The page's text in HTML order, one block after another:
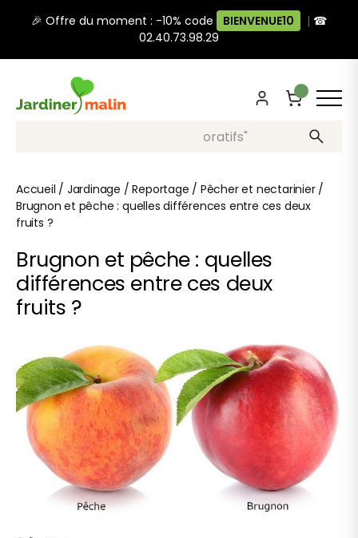
🎉 Offre du moment : -10% code BIENVENUE10 | ☎
02.40.73.98.29
Recherche, ex: "pots décoratifs"
Accueil / Jardinage /Reportage / Pêcher et nectarinier/
Brugnon et pêche : quelles différences entre ces deux
fruits ?
Brugnon et pêche : quelles
différences entre ces deux
fruits ?